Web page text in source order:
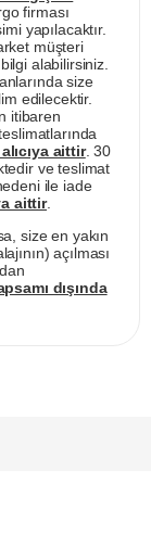
firması
yapılacaktır.
müşteri
alabilirsiniz.
size
edilecektir.
itibaren
aittir. 30
ve teslimat
ile iade
aittir.
size en yakın
açılması
dışında